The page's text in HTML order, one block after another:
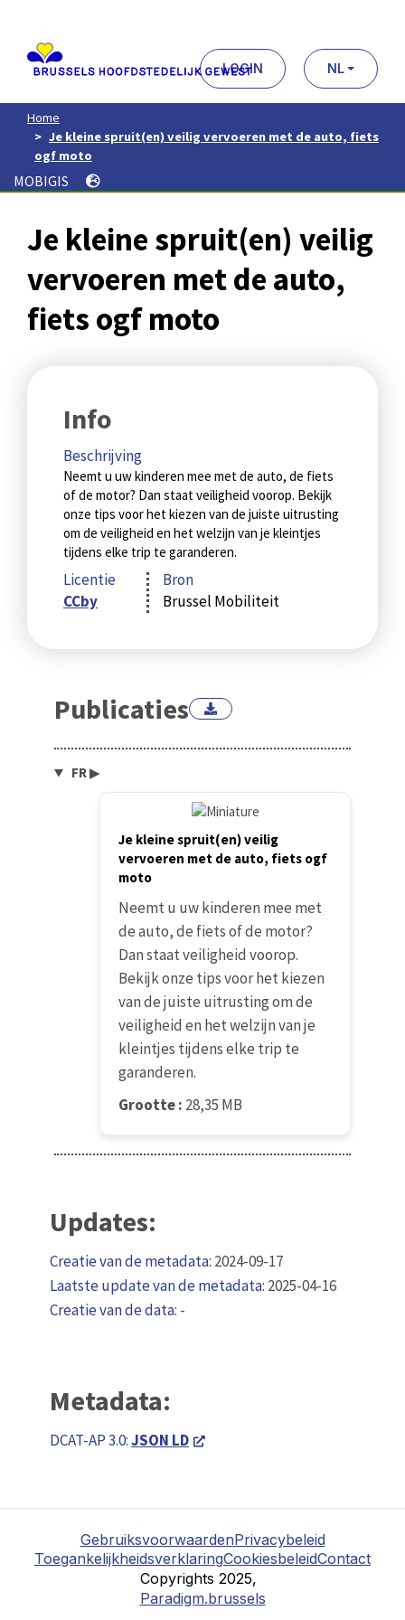
contenu
principal
LOGIN NL
Home
Je kleine spruit(en) veilig vervoeren met de auto, fiets
ogf moto
MOBIGIS
Je kleine spruit(en) veilig
vervoeren met de auto,
fiets ogf moto
Info
Beschrijving
Neemt u uw kinderen mee met de auto, de fiets
of de motor? Dan staat veiligheid voorop. Bekijk
onze tips voor het kiezen van de juiste uitrusting
om de veiligheid en het welzijn van je kleintjes
tijdens elke trip te garanderen.
Licentie
CCby
Bron
Brussel Mobiliteit
Publicaties
FR▶
Je kleine spruit(en) veilig
vervoeren met de auto, fiets ogf
moto
Neemt u uw kinderen mee met
de auto, de fiets of de motor?
Dan staat veiligheid voorop.
Bekijk onze tips voor het kiezen
van de juiste uitrusting om de
veiligheid en het welzijn van je
kleintjes tijdens elke trip te
garanderen.
Grootte : 28,35 MB
Updates:
Creatie van de metadata: 2024-09-17
Laatste update van de metadata: 2025-04-16
Creatie van de data: -
Metadata:
DCAT-AP 3.0:JSON LD
GebruiksvoorwaardenPrivacybeleid
ToegankelijkheidsverklaringCookiesbeleidContact
Copyrights 2025,
Paradigm.brussels